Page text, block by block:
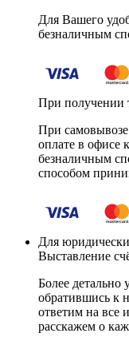
Для Вашего
безналичным
При получении
При самовывозе
оплате в офисе
безналичным
способом
Для
Выставление
Более детально
обратившись к
ответим на все
расскажем о